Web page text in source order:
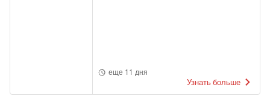
еще 11 дня
Узнать больше